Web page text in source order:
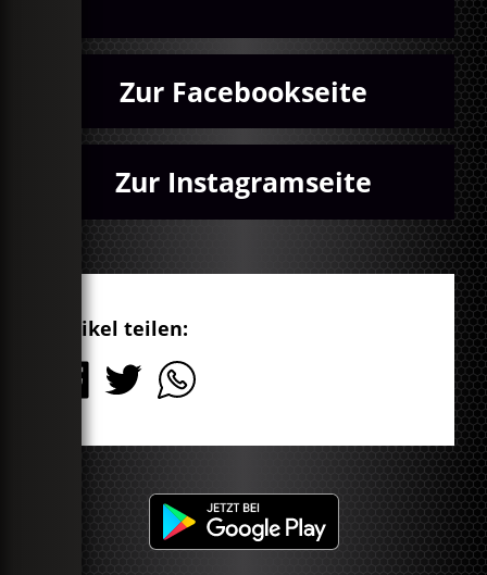
Zur Facebookseite
Zur Instagramseite
Artikel teilen: